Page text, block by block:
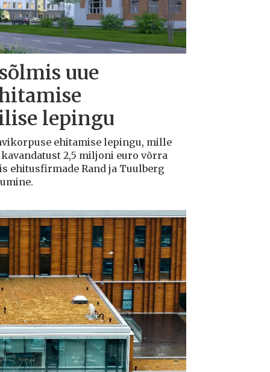
uue
lepingu
ehitamise lepingu, mille
2,5 miljoni euro võrra
ehitusfirmade Rand ja Tuulberg